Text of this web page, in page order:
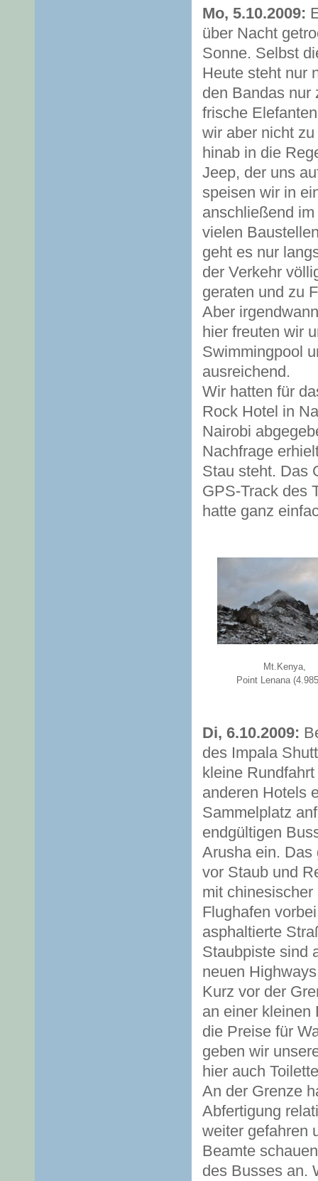
Mo, 5.10.2009:
über Nacht
Sonne. Selbst
Heute steht nur
den Bandas nur
frische
wir aber nicht
hinab in die
Jeep, der uns
speisen wir in
anschließend
vielen
geht es nur
der Verkehr
geraten und zu
Aber
hier freuten wir
Swimmingpool
ausreichend.
Wir hatten für
Rock Hotel in
Nairobi
Nachfrage
Stau steht. Das
GPS-Track des
hatte ganz
Mt.Kenya,
Point Lenana
Di, 6.10.2009:
des Impala
kleine
anderen Hotels
Sammelplatz
endgültigen
Arusha ein. Das
vor Staub und
mit
Flughafen
asphaltierte
Staubpiste sind
neuen
Kurz vor der
an einer kleinen
die Preise für
geben wir
hier auch
An der Grenze
Abfertigung
weiter gefahren
Beamte
des Busses an.